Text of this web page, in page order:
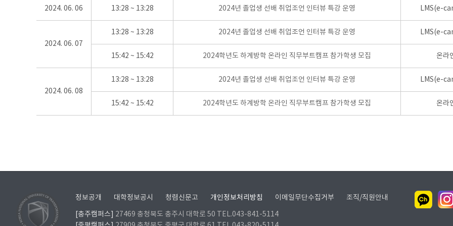
2024. 06. 06 13:28 ~ 13:28 2024년 졸업생 선배 취업조언 인터뷰 특강 운영 LMS(e-
2024. 06. 07
13:28 ~ 13:28 2024년 졸업생 선배 취업조언 인터뷰 특강 운영 LMS(e-
15:42 ~ 15:42 2024학년도 하계방학 온라인 직무부트캠프 참가학생 모집 온라
2024. 06. 08
13:28 ~ 13:28 2024년 졸업생 선배 취업조언 인터뷰 특강 운영 LMS(e-
15:42 ~ 15:42 2024학년도 하계방학 온라인 직무부트캠프 참가학생 모집 온라
정보공개 대학정보공시 청렴신문고 개인정보처리방침 이메일무단수집거부 조직/직원안내
[충주캠퍼스]
27469 충청북도 충주시 대학로 50 TEL.043-841-5114